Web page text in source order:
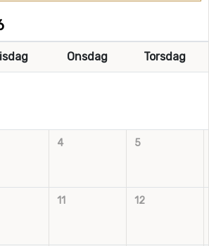
Onsdag Torsdag
4 5
11 12